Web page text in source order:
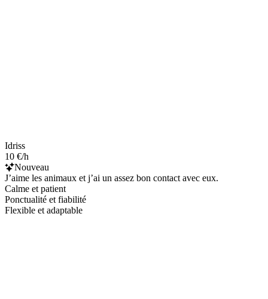
Idriss
10 €/h
Nouveau
J’aime les animaux et j’ai un assez bon contact avec eux.
Calme et patient
Ponctualité et fiabilité
Flexible et adaptable